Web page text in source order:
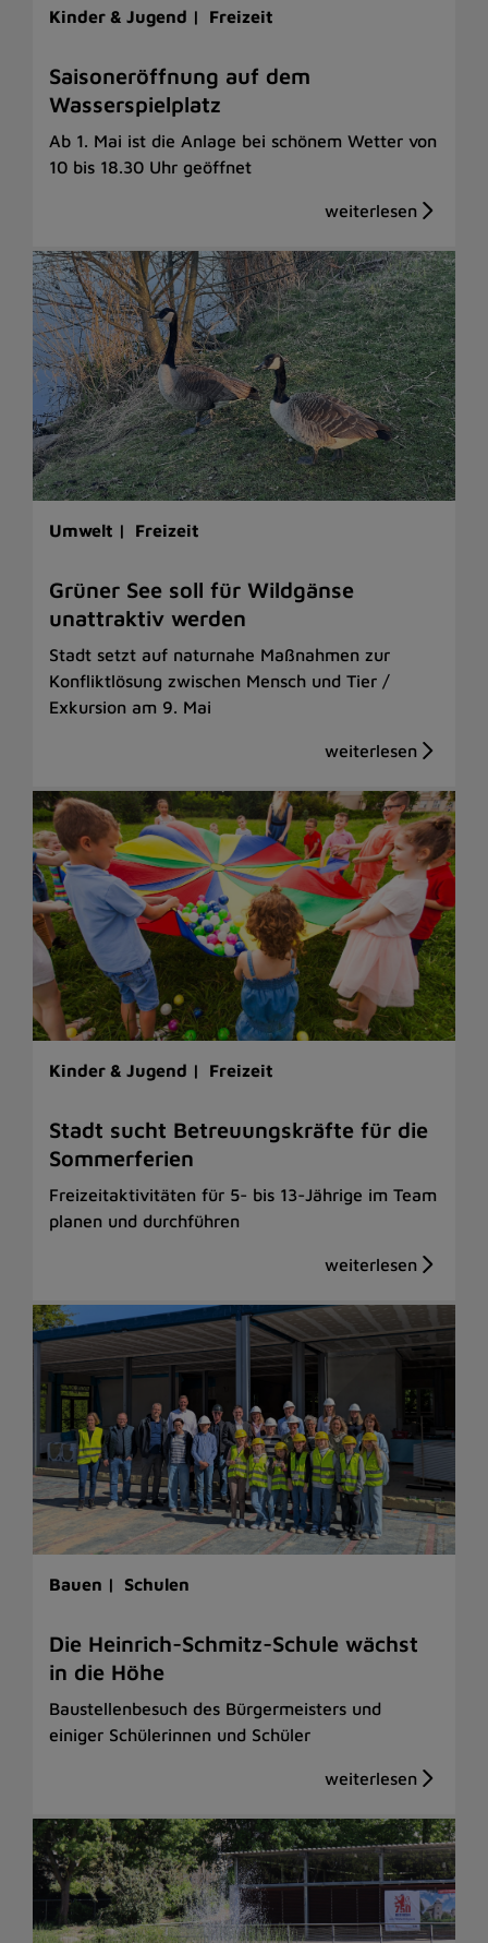
Kinder & Jugend | Freizeit
Saisoneröffnung auf dem
Wasserspielplatz
Ab 1. Mai ist die Anlage bei schönem Wetter von
10 bis 18.30 Uhr geöffnet
Umwelt | Freizeit
Grüner See soll für Wildgänse
unattraktiv werden
Stadt setzt auf naturnahe Maßnahmen zur
Konfliktlösung zwischen Mensch und Tier /
Exkursion am 9. Mai
Kinder & Jugend | Freizeit
Stadt sucht Betreuungskräfte für die
Sommerferien
Freizeitaktivitäten für 5- bis 13-Jährige im Team
planen und durchführen
Bauen | Schulen
Die Heinrich-Schmitz-Schule wächst
in die Höhe
Baustellenbesuch des Bürgermeisters und
einiger Schülerinnen und Schüler